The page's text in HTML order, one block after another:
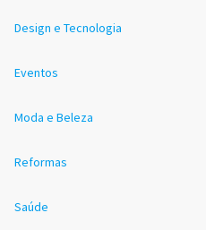
Design e Tecnologia
Eventos
Moda e Beleza
Reformas
Saúde